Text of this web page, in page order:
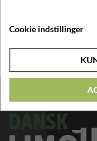
mdr
Cookie indstillinger